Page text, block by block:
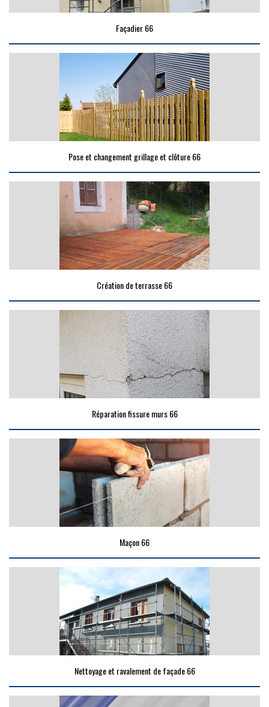
Façadier 66
Pose et changement grillage et clôture 66
Création de terrasse 66
Réparation fissure murs 66
Maçon 66
Nettoyage et ravalement de façade 66